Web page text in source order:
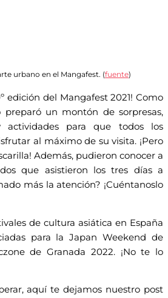
urbano en el Mangafest. (fuente)
edición del Mangafest 2021! Como
preparó un montón de sorpresas,
actividades para que todos los
al máximo de su visita. ¡Pero
Además, pudieron conocer a
que asistieron los tres días a
más la atención? ¡Cuéntanoslo
de cultura asiática en España
para la Japan Weekend de
de Granada 2022. ¡No te lo
aquí te dejamos nuestro post